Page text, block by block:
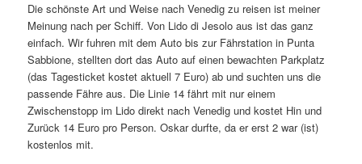
Die schönste Art und Weise nach Venedig zu reisen ist meiner
Meinung nach per Schiff. Von Lido di Jesolo aus ist das ganz
einfach. Wir fuhren mit dem Auto bis zur Fährstation in Punta
Sabbione, stellten dort das Auto auf einen bewachten Parkplatz
(das Tagesticket kostet aktuell 7 Euro) ab und suchten uns die
passende Fähre aus. Die Linie 14 fährt mit nur einem
Zwischenstopp im Lido direkt nach Venedig und kostet Hin und
Zurück 14 Euro pro Person. Oskar durfte, da er erst 2 war (ist)
kostenlos mit.